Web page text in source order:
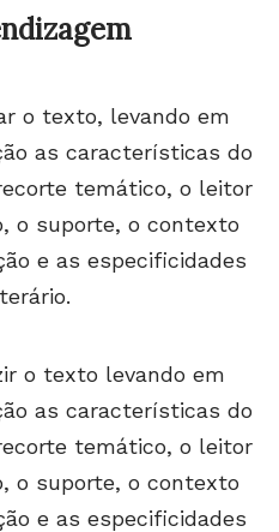
o texto, levando em
as características do
temático, o leitor
o suporte, o contexto
e as especificidades
o texto levando em
as características do
temático, o leitor
o suporte, o contexto
e as especificidades